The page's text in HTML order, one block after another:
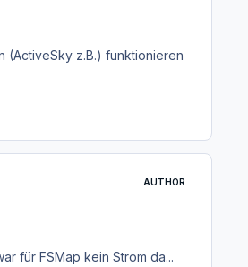
(ActiveSky z.B.) funktionieren
AUTHOR
für FSMap kein Strom da...